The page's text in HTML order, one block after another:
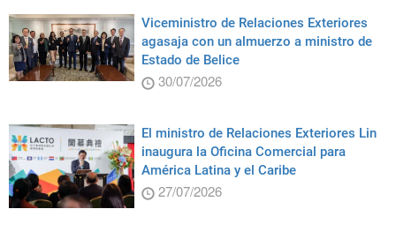
Viceministro de Relaciones Exteriores
agasaja con un almuerzo a ministro de
Estado de Belice
30/07/2026
El ministro de Relaciones Exteriores Lin
inaugura la Oficina Comercial para
América Latina y el Caribe
27/07/2026